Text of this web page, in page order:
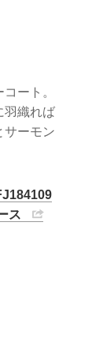
ート。
羽織れば
サーモン
ス